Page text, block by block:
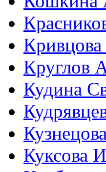
Круглов
Кудина
Куксова